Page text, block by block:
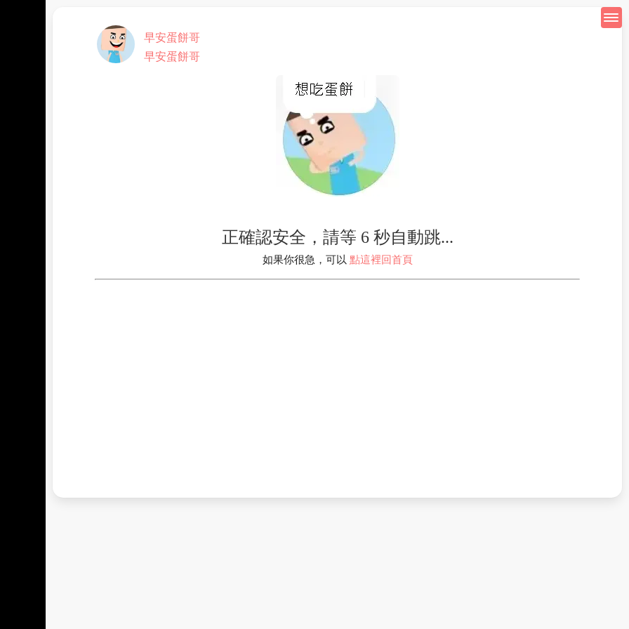
早安蛋餅哥
早安蛋餅哥
正確認安全，請等 6 秒自動跳...
如果你很急，可以 點這裡回首頁